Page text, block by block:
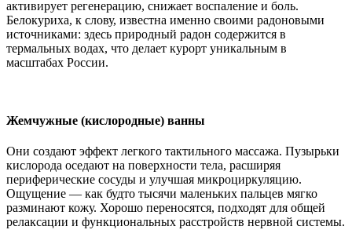
активирует регенерацию, снижает воспаление и боль.
Белокуриха, к слову, известна именно своими радоновыми
источниками: здесь природный радон содержится в
термальных водах, что делает курорт уникальным в
масштабах России.
Жемчужные (кислородные) ванны
Они создают эффект легкого тактильного массажа. Пузырьки
кислорода оседают на поверхности тела, расширяя
периферические сосуды и улучшая микроциркуляцию.
Ощущение — как будто тысячи маленьких пальцев мягко
разминают кожу. Хорошо переносятся, подходят для общей
релаксации и функциональных расстройств нервной системы.